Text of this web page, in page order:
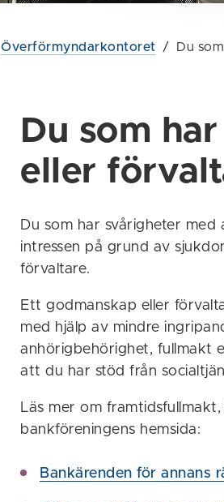
Överförmyndarkontoret / Du
Du som
eller
Du som har svårigheter
intressen på grund av
förvaltare.
Ett godmanskap eller
med hjälp av mindre
anhörigbehörighet, fullmakt
att du har stöd från
Läs mer om
bankföreningens hemsida:
Bankärenden för annans